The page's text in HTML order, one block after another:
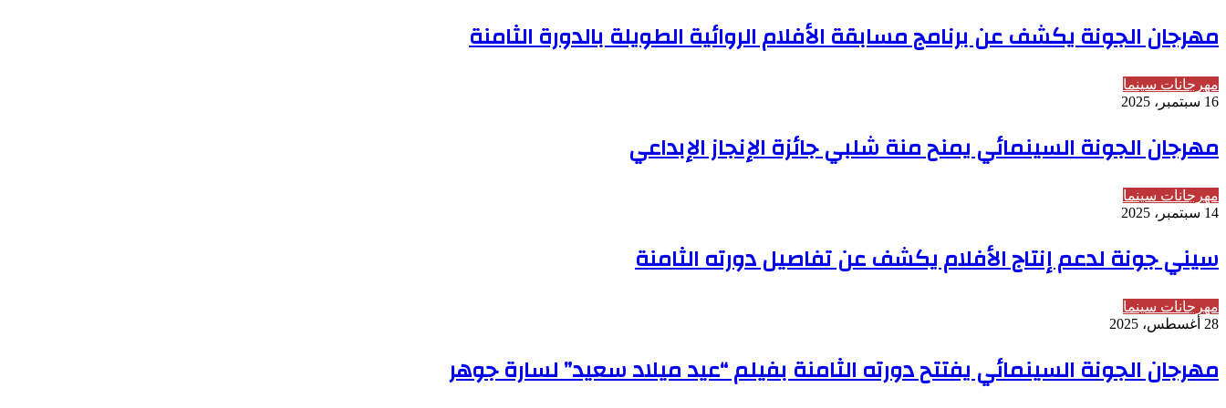
مهرجان الجونة يكشف عن برنامج مسابقة الأفلام الروائية الطويلة بالدورة الثامنة
مهرجانات سينما
16 سبتمبر، 2025
مهرجان الجونة السينمائي يمنح منة شلبي جائزة الإنجاز الإبداعي
مهرجانات سينما
14 سبتمبر، 2025
سيني جونة لدعم إنتاج الأفلام يكشف عن تفاصيل دورته الثامنة
مهرجانات سينما
28 أغسطس، 2025
مهرجان الجونة السينمائي يفتتح دورته الثامنة بفيلم “عيد ميلاد سعيد” لسارة جوهر